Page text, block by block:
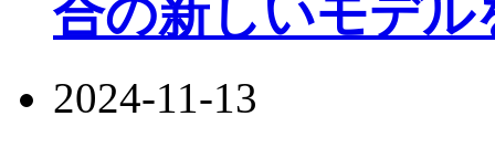
合の新しいモデル
2024-11-13